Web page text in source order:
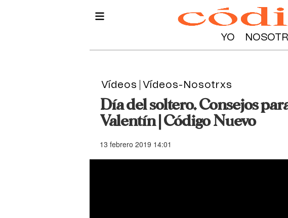
YO
Vídeos Vídeos-Nosotrxs
Día del soltero. Consejos
Valentín | Código Nuevo
13 febrero 2019 14:01